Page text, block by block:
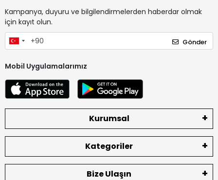
Kampanya, duyuru ve bilgilendirmelerden haberdar olmak
için kayıt olun.
Gönder
Mobil Uygulamalarımız
Kurumsal
Kategoriler
Bize Ulaşın